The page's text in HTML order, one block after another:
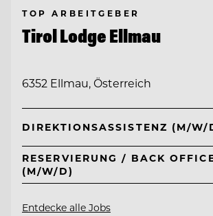
TOP ARBEITGEBER
Tirol Lodge Ellmau
6352 Ellmau, Österreich
DIREKTIONSASSISTENZ (M/W/
RESERVIERUNG / BACK
(M/W/D)
Entdecke alle Jobs